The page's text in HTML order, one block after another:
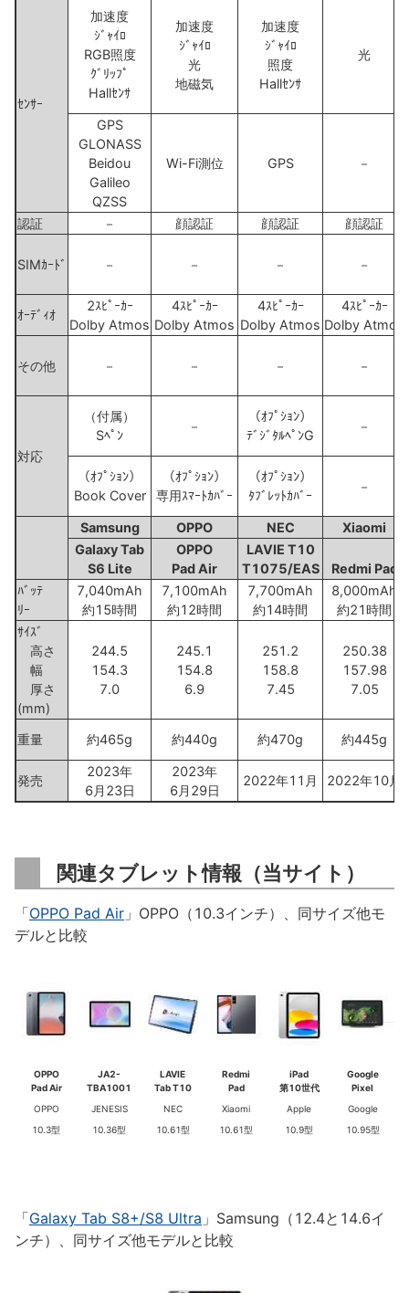
ｾﾝｻｰ
加速度
ｼﾞｬｲﾛ
RGB照度
ｸﾞﾘｯﾌﾟ
Hallｾﾝｻ
加速度
ｼﾞｬｲﾛ
光
地磁気
加速度
ｼﾞｬｲﾛ
照度
Hallｾﾝｻ
光
GPS
GLONASS
Beidou
Galileo
QZSS
Wi-Fi測位 GPS －
認証 － 顔認証 顔認証 顔認証
SIMｶｰﾄﾞ － － － －
ｵｰﾃﾞｨｵ
2ｽﾋﾟｰｶｰ
Dolby Atmos
4ｽﾋﾟｰｶｰ
Dolby Atmos
4ｽﾋﾟｰｶｰ
Dolby Atmos
4ｽﾋﾟｰｶｰ
Dolby Atmos
その他 － － － －
対応
（付属）
Sﾍﾟﾝ
－
（ｵﾌﾟｼｮﾝ）
ﾃﾞｼﾞﾀﾙﾍﾟﾝG
－
（ｵﾌﾟｼｮﾝ）
Book Cover
（ｵﾌﾟｼｮﾝ）
専用ｽﾏｰﾄｶﾊﾞｰ
（ｵﾌﾟｼｮﾝ）
ﾀﾌﾞﾚｯﾄｶﾊﾞｰ
－
Samsung OPPO NEC
Xiaomi
Galaxy Tab
S6 Lite
OPPO
Pad Air
LAVIE T10
T1075/EAS
Redmi Pad
ﾊﾞｯﾃ
ﾘｰ
7,040mAh
約15時間
7,100mAh
約12時間
7,700mAh
約14時間
8,000mAh
約21時間
ｻｲｽﾞ
高さ
幅
厚さ
(mm)
244.5
154.3
7.0
245.1
154.8
6.9
251.2
158.8
7.45
250.38
157.98
7.05
重量 約465g 約440g 約470g 約445g
発売
2023年
6月23日
2023年
6月29日
2022年11月 2022年10月
関連タブレット情報（当サイト）
「OPPO Pad Air 」OPPO（10.3インチ）、同サイズ他モ
デルと比較
OPPO
Pad Air
OPPO
10.3型
JA2-
TBA1001
JENESIS
10.36型
LAVIE
Tab T10
NEC
10.61型
Redmi
Pad
Xiaomi
10.61型
iPad
第10世代
Apple
10.9型
Google
Pixel
Google
10.95型
「Galaxy Tab S8+/S8 Ultra 」Samsung（12.4と14.6イ
ンチ）、同サイズ他モデルと比較